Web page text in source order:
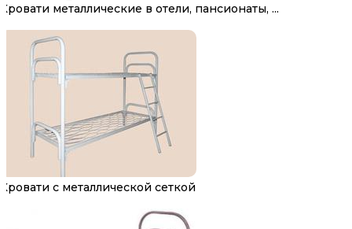
Кровати металлические в отели, пансионаты, ...
Кровати с металлической сеткой